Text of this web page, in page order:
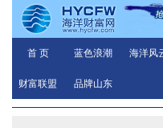
首 页 蓝色浪潮 海洋风
财富联盟 品牌山东